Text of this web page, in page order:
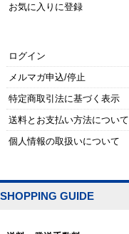
お気に入りに登録
ログイン
メルマガ申込/停止
特定商取引法に基づく表示
送料とお支払い方法について
個人情報の取扱いについて
SHOPPING GUIDE